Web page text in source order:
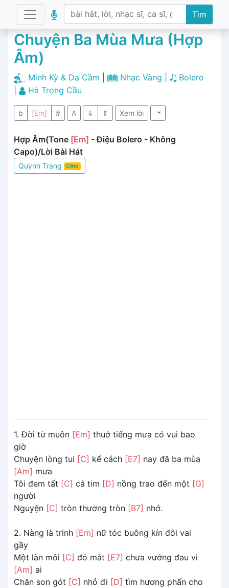
Tìm
Chuyện Ba Mùa Mưa (Hợp
Âm)
Minh Kỳ & Dạ Cầm Nhạc Vàng
Bolero
Hà Trọng Cầu
b [Em] # A ⇓ ⇑ Xem lời
Hợp Âm(Tone [Em] - Điệu Bolero - Không
Capo)/Lời Bài Hát
Quỳnh Trang C#m
1. Đời từ muôn [Em] thuở tiếng mưa có vui bao
giờ
Chuyện lòng tui [C] kể cách [E7] nay đã ba mùa
[Am] mưa
Tôi đem tất [C] cả tim [D] nồng trao đến một [G]
người
Nguyện [C] tròn thương tròn [B7] nhớ.
2. Nàng là trinh [Em] nữ tóc buông kín đôi vai
gầy
Một làn môi [C] đỏ mắt [E7] chưa vướng đau vì
[Am] ai
Chân son gót [C] nhỏ đi [D] tìm hương phấn cho